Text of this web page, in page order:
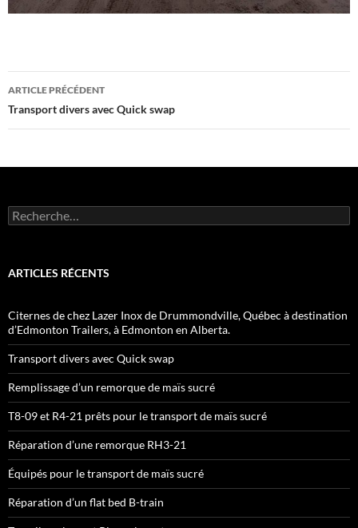
Navigation
de
ARTICLE PRÉCÉDENT
Transport divers avec Quick swap
Rechercher :
ARTICLES RÉCENTS
Citernes de chez Lazer Inox de Drummondville, Québec à destination
d’Edmonton Trailers, à Edmonton en Alberta.
Transport divers avec Quick swap
Remplissage d’un remorque de maïs sucré
T8-09 et R4-21 prêts pour le transport de maïs sucré
Réparation d’une remorque RH3-21
Équipés pour le transport de maïs sucré
Réparation d’un flat bed B-train